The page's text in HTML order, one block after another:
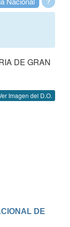
DE GRAN
Imagen del D.O.
DE